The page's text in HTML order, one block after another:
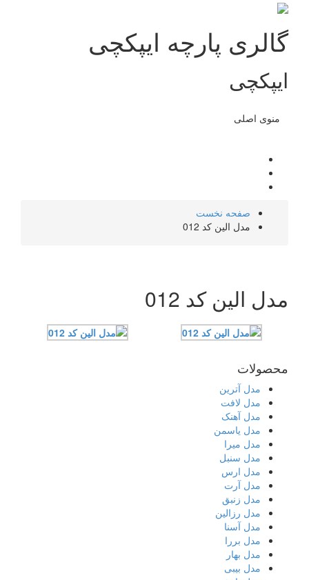
گالری پارچه ایپکچی
ایپکچی
منوی اصلی
صفحه نخست
مدل الین کد 012
مدل الین کد 012
محصولات
مدل آترین
مدل لافت
مدل آهنک
مدل یاسمن
مدل میرا
مدل سنبل
مدل ارس
مدل آرت
مدل زنبق
مدل رزالین
مدل آسنا
مدل بررا
مدل بهار
مدل بیبی